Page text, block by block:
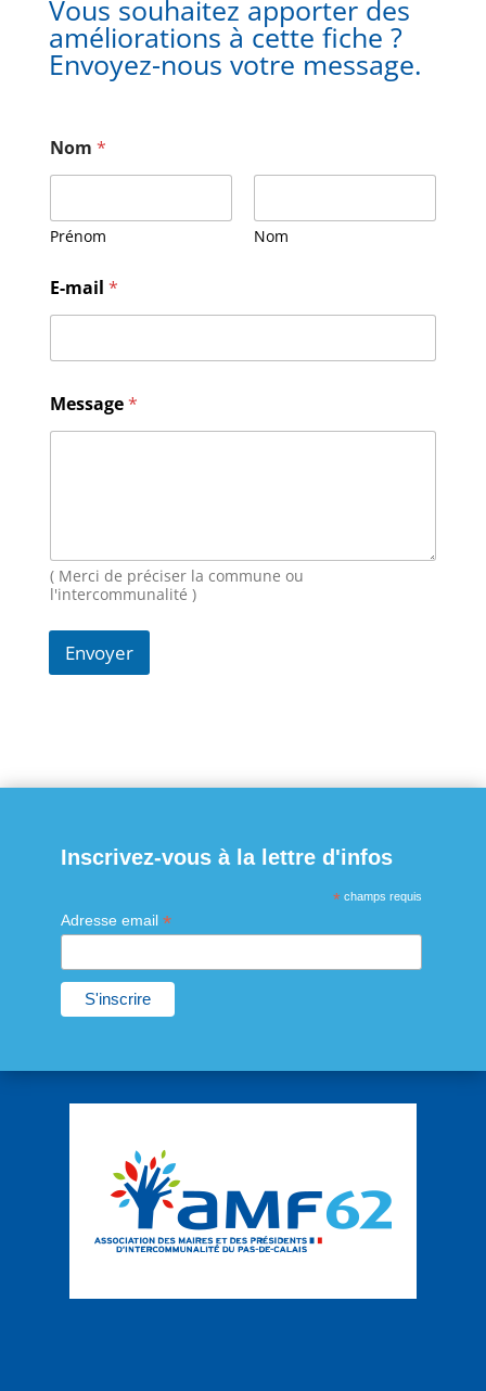
Vous souhaitez apporter des
améliorations à cette fiche ?
Envoyez-nous votre message.
Nom *
Prénom Nom
E-mail *
-
m
s
a
e
o
Message*
( Merci de préciser la commune ou
l'intercommunalité )
Envoyer
Inscrivez-vous à la lettre d'infos
* champs requis
Adresse email *